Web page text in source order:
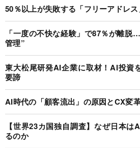
50％以上が失敗する「フリーアドレ
「一度の不快な経験」で87％が離
管理”
東大松尾研発AI企業に取材！AI投資
要諦
AI時代の「顧客流出」の原因とCX変
【世界23カ国独自調査】なぜ日本
るのか